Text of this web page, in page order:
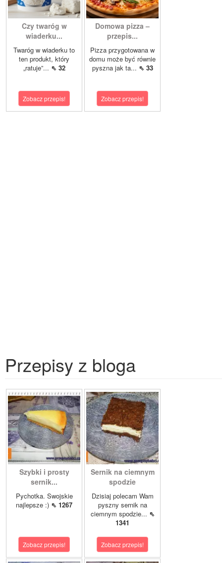
Czy twaróg w
wiaderku...
Twaróg w wiaderku to
ten produkt, który
„ratuje”... ⇖ 32
Zobacz przepis!
Domowa pizza –
przepis...
Pizza przygotowana w
domu może być równie
pyszna jak ta... ⇖ 33
Zobacz przepis!
Przepisy z bloga
Szybki i prosty
sernik...
Pychotka. Swojskie
najlepsze :) ⇖ 1267
Zobacz przepis!
Sernik na ciemnym
spodzie
Dzisiaj polecam Wam
pyszny sernik na
ciemnym spodzie... ⇖
1341
Zobacz przepis!